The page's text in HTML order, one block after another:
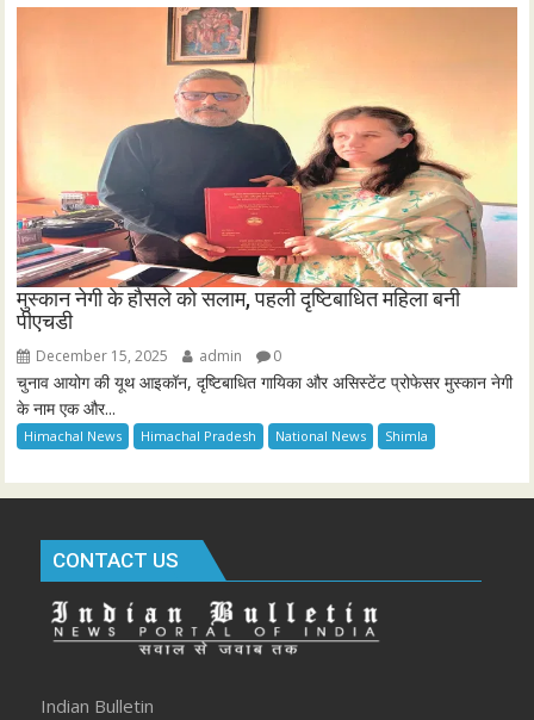
मुस्कान नेगी के हौसले को सलाम, पहली दृष्टिबाधित महिला बनी
पीएचडी
December 15, 2025 admin 0
चुनाव आयोग की यूथ आइकॉन, दृष्टिबाधित गायिका और असिस्टेंट प्रोफेसर मुस्कान नेगी
के नाम एक और...
Himachal News Himachal Pradesh National News Shimla
CONTACT US
Indian Bulletin